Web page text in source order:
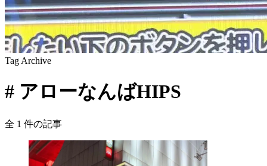
Tag Archive
# アローなんばHIPS
全 1 件の記事